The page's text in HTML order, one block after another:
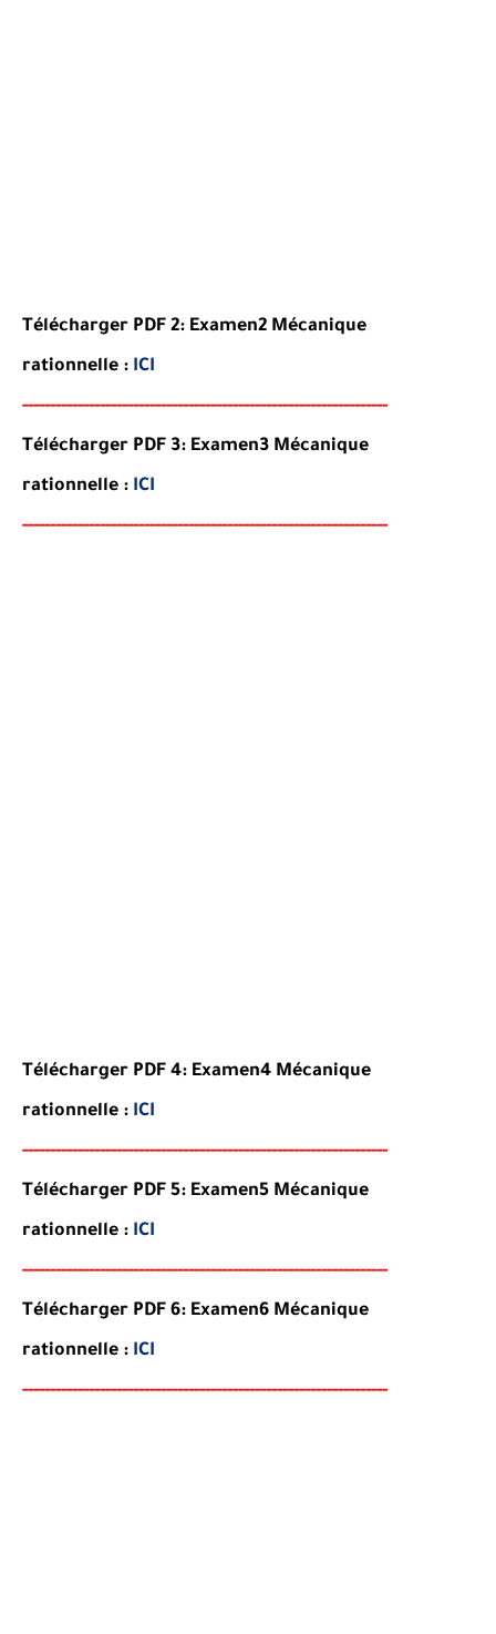
Télécharger PDF 2: Examen2 Mécanique
rationnelle : ICI
------------------------------------------------------------------
Télécharger PDF 3: Examen3 Mécanique
rationnelle : ICI
------------------------------------------------------------------
Télécharger PDF 4: Examen4 Mécanique
rationnelle : ICI
------------------------------------------------------------------
Télécharger PDF 5: Examen5 Mécanique
rationnelle : ICI
------------------------------------------------------------------
Télécharger PDF 6: Examen6 Mécanique
rationnelle : ICI
------------------------------------------------------------------